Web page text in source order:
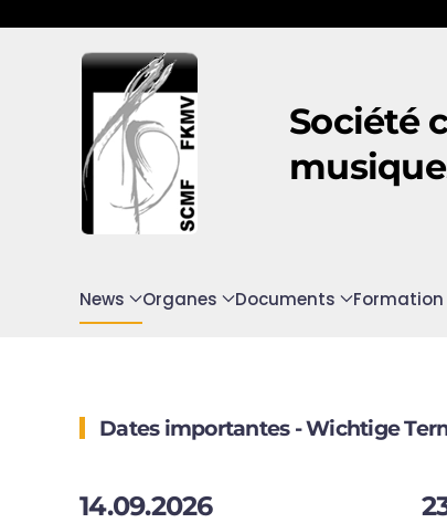
Accéder au contenu principal
Société
News Organes Documents Formation
Dates importantes - Wichtige
14.09.2026